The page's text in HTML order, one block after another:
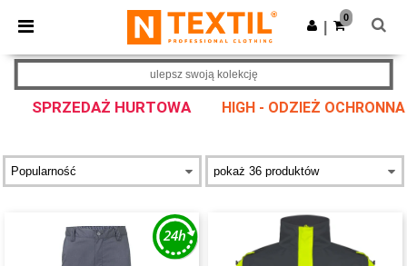
× Aplikacja Ntextil
Lepsze ceny w aplikacji!
Pobierz app
0
SPRZEDAŻ HURTOWA HIGH - ODZIEŻ
ulepsz swoją kolekcję